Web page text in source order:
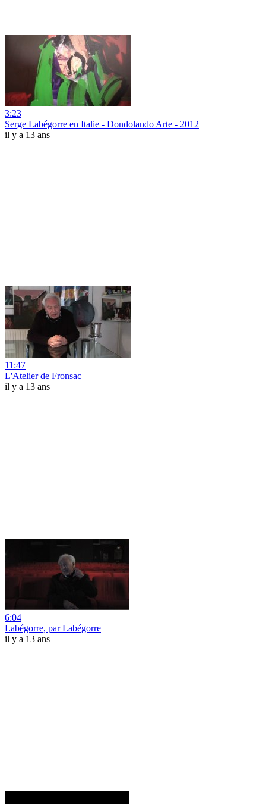
3:23
Serge Labégorre en Italie - Dondolando Arte - 2012
il y a 13 ans
11:47
L'Atelier de Fronsac
il y a 13 ans
6:04
Labégorre, par Labégorre
il y a 13 ans